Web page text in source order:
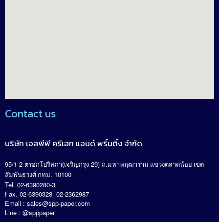
Contact us
บริษัท เอสพีพี ครีเอท แอนด์ พริ้นติ้ง จำกัด
95/1-2 ตรอกโปริสภา(เจริญกรุง 29) ถ.มหาพฤฒาราม แขวงตลาดน้อย เขต
สัมพันธวงศ์ กทม. 10100
Tel. 02-6390280-3
Fax. 02-6390328 02-2362987
Email : sales@spp-paper.com
Line : @spppaper